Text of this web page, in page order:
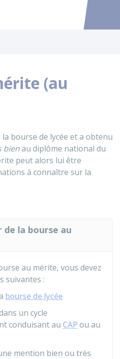
Accéder
(au
bourse de lycée et a obtenu
bienau diplôme national du
peut alors lui être
à connaître sur la
de la bourse au
au mérite, vous devez
suivantes :
bourse de lycée
un cycle
conduisant au CAPou au
mention bien ou très